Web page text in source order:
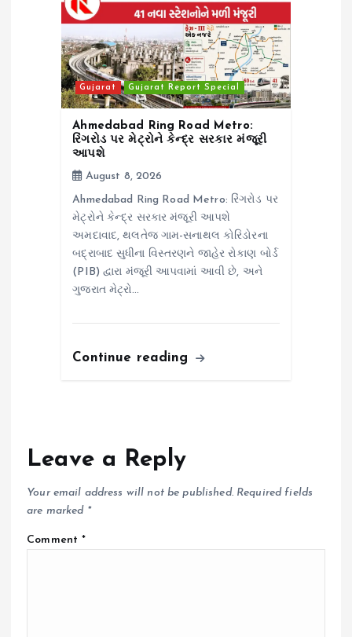
Gujarat Gujarat Report Special
Ahmedabad Ring Road Metro:
રિંગરોડ પર મેટ્રોને કેન્દ્ર સરકાર મંજૂરી
આપશે
August 8, 2026
Ahmedabad Ring Road Metro: રિંગરોડ પર
મેટ્રોને કેન્દ્ર સરકાર મંજૂરી આપશે
અમદાવાદ, થલતેજ ગામ-સનાથલ કોરિડોરના
બદ્રાબાદ સુધીના વિસ્તરણને જાહેર રોકાણ બોર્ડ
(PIB) દ્વારા મંજૂરી આપવામાં આવી છે, અને
ગુજરાત મેટ્રો…
Continue reading
Leave a Reply
Your email address will not be published. Required fields
are marked *
Comment*